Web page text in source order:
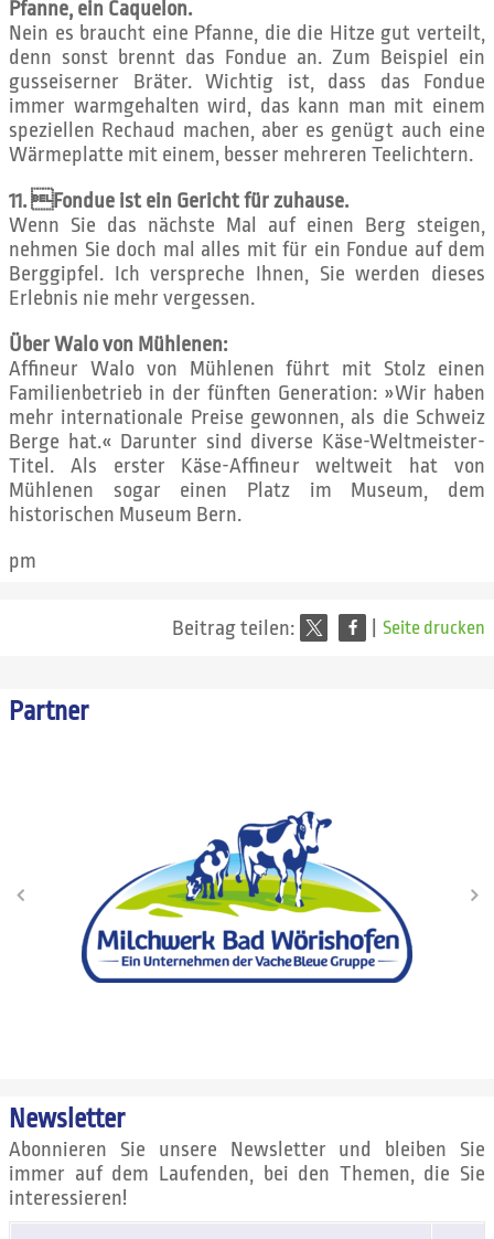
Pfanne, ein Caquelon.
Nein es braucht eine Pfanne, die die Hitze gut verteilt,
denn sonst brennt das Fondue an. Zum Beispiel ein
gusseiserner Bräter. Wichtig ist, dass das Fondue
immer warmgehalten wird, das kann man mit einem
speziellen Rechaud machen, aber es genügt auch eine
Wärmeplatte mit einem, besser mehreren Teelichtern.
11. Fondue ist ein Gericht für zuhause.
Wenn Sie das nächste Mal auf einen Berg steigen,
nehmen Sie doch mal alles mit für ein Fondue auf dem
Berggipfel. Ich verspreche Ihnen, Sie werden dieses
Erlebnis nie mehr vergessen.
Über Walo von Mühlenen:
Affineur Walo von Mühlenen führt mit Stolz einen
Familienbetrieb in der fünften Generation: »Wir haben
mehr internationale Preise gewonnen, als die Schweiz
Berge hat.« Darunter sind diverse Käse-Weltmeister-
Titel. Als erster Käse-Affineur weltweit hat von
Mühlenen sogar einen Platz im Museum, dem
historischen Museum Bern.
pm
Beitrag teilen: Seite drucken
Partner
Newsletter
Abonnieren Sie unsere Newsletter und bleiben Sie
immer auf dem Laufenden, bei den Themen, die Sie
interessieren!